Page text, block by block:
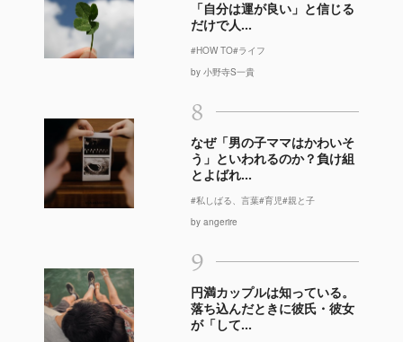
「自分は運が良い」と信じる
だけで人...
#HOW TO#ライフ
by 小野寺S一貴
8
なぜ「男の子ママはかわいそ
う」といわれるのか？負け組
とよばれ...
#私しばる、言葉#育児#親と子
by angerire
9
円満カップルは知っている。
落ち込んだときに彼氏・彼女
が「して...